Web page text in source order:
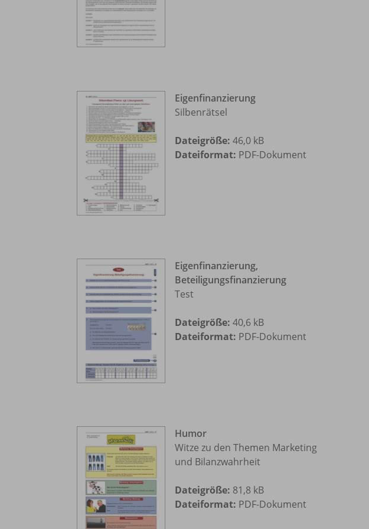
Eigenfinanzierung
Silbenrätsel
Dateigröße: 46,0 kB
Dateiformat: PDF-Dokument
Eigenfinanzierung,
Beteiligungsfinanzierung
Test
Dateigröße: 40,6 kB
Dateiformat: PDF-Dokument
Humor
Witze zu den Themen Marketing
und Bilanzwahrheit
Dateigröße: 81,8 kB
Dateiformat: PDF-Dokument